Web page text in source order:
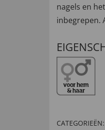
nagels en
inbegrepen.
CATEGORIEËN: